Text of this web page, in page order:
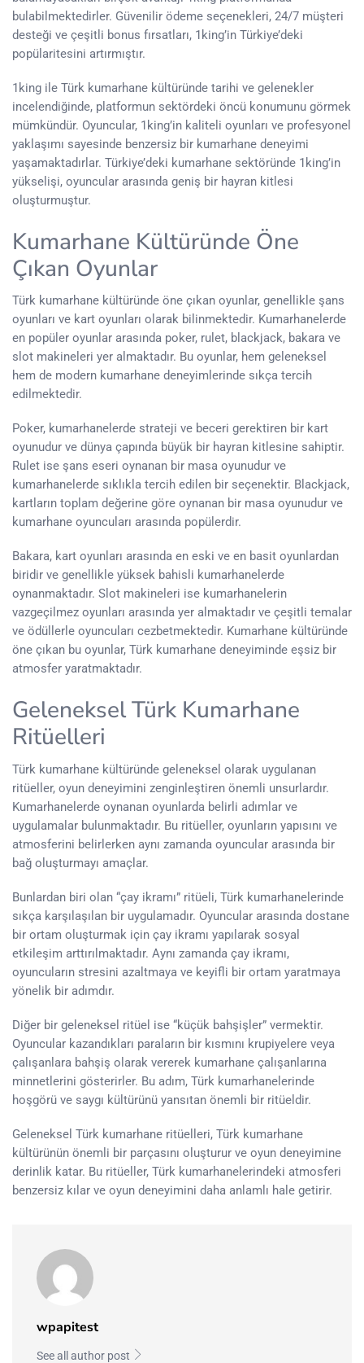
bulabilmektedirler. Güvenilir ödeme seçenekleri, 24/7 müşteri
desteği ve çeşitli bonus fırsatları, 1king’in Türkiye’deki
popülaritesini artırmıştır.
1king ile Türk kumarhane kültüründe tarihi ve gelenekler
incelendiğinde, platformun sektördeki öncü konumunu görmek
mümkündür. Oyuncular, 1king’in kaliteli oyunları ve profesyonel
yaklaşımı sayesinde benzersiz bir kumarhane deneyimi
yaşamaktadırlar. Türkiye’deki kumarhane sektöründe 1king’in
yükselişi, oyuncular arasında geniş bir hayran kitlesi
oluşturmuştur.
Kumarhane Kültüründe Öne
Çıkan Oyunlar
Türk kumarhane kültüründe öne çıkan oyunlar, genellikle şans
oyunları ve kart oyunları olarak bilinmektedir. Kumarhanelerde
en popüler oyunlar arasında poker, rulet, blackjack, bakara ve
slot makineleri yer almaktadır. Bu oyunlar, hem geleneksel
hem de modern kumarhane deneyimlerinde sıkça tercih
edilmektedir.
Poker, kumarhanelerde strateji ve beceri gerektiren bir kart
oyunudur ve dünya çapında büyük bir hayran kitlesine sahiptir.
Rulet ise şans eseri oynanan bir masa oyunudur ve
kumarhanelerde sıklıkla tercih edilen bir seçenektir. Blackjack,
kartların toplam değerine göre oynanan bir masa oyunudur ve
kumarhane oyuncuları arasında popülerdir.
Bakara, kart oyunları arasında en eski ve en basit oyunlardan
biridir ve genellikle yüksek bahisli kumarhanelerde
oynanmaktadır. Slot makineleri ise kumarhanelerin
vazgeçilmez oyunları arasında yer almaktadır ve çeşitli temalar
ve ödüllerle oyuncuları cezbetmektedir. Kumarhane kültüründe
öne çıkan bu oyunlar, Türk kumarhane deneyiminde eşsiz bir
atmosfer yaratmaktadır.
Geleneksel Türk Kumarhane
Ritüelleri
Türk kumarhane kültüründe geleneksel olarak uygulanan
ritüeller, oyun deneyimini zenginleştiren önemli unsurlardır.
Kumarhanelerde oynanan oyunlarda belirli adımlar ve
uygulamalar bulunmaktadır. Bu ritüeller, oyunların yapısını ve
atmosferini belirlerken aynı zamanda oyuncular arasında bir
bağ oluşturmayı amaçlar.
Bunlardan biri olan “çay ikramı” ritüeli, Türk kumarhanelerinde
sıkça karşılaşılan bir uygulamadır. Oyuncular arasında dostane
bir ortam oluşturmak için çay ikramı yapılarak sosyal
etkileşim arttırılmaktadır. Aynı zamanda çay ikramı,
oyuncuların stresini azaltmaya ve keyifli bir ortam yaratmaya
yönelik bir adımdır.
Diğer bir geleneksel ritüel ise “küçük bahşişler” vermektir.
Oyuncular kazandıkları paraların bir kısmını krupiyelere veya
çalışanlara bahşiş olarak vererek kumarhane çalışanlarına
minnetlerini gösterirler. Bu adım, Türk kumarhanelerinde
hoşgörü ve saygı kültürünü yansıtan önemli bir ritüeldir.
Geleneksel Türk kumarhane ritüelleri, Türk kumarhane
kültürünün önemli bir parçasını oluşturur ve oyun deneyimine
derinlik katar. Bu ritüeller, Türk kumarhanelerindeki atmosferi
benzersiz kılar ve oyun deneyimini daha anlamlı hale getirir.
wpapitest
See all author post